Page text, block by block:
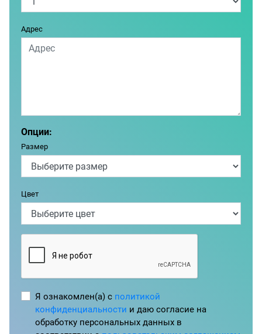
Адрес
Опции:
Размер
Цвет
Я ознакомлен(а) с политикой
конфиденциальности и даю согласие на
обработку персональных данных в